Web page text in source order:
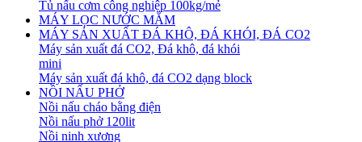
Tủ nấu cơm công nghiệp 100kg/mẻ
MÁY LỌC NƯỚC MẮM
MÁY SẢN XUẤT ĐÁ KHÔ, ĐÁ KHÓI, ĐÁ CO2
Máy sản xuất đá CO2, Đá khô, đá khói
mini
Máy sản xuất đá khô, đá CO2 dạng block
NỒI NẤU PHỞ
Nồi nấu cháo bằng điện
Nồi nấu phở 120lit
Nồi ninh xương